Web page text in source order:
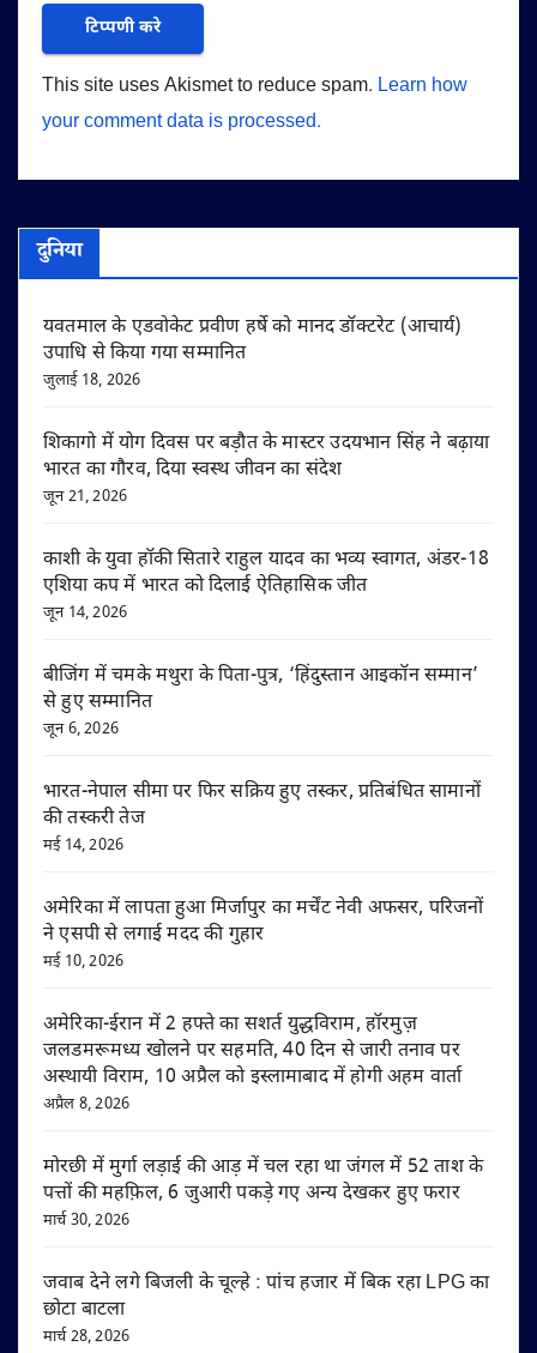
This site uses Akismet to reduce spam. Learn how
your comment data is processed.
दुनिया
यवतमाल के एडवोकेट प्रवीण हर्षे को मानद डॉक्टरेट (आचार्य)
उपाधि से किया गया सम्मानित
जुलाई 18, 2026
शिकागो में योग दिवस पर बड़ौत के मास्टर उदयभान सिंह ने बढ़ाया
भारत का गौरव, दिया स्वस्थ जीवन का संदेश
जून 21, 2026
काशी के युवा हॉकी सितारे राहुल यादव का भव्य स्वागत, अंडर-18
एशिया कप में भारत को दिलाई ऐतिहासिक जीत
जून 14, 2026
बीजिंग में चमके मथुरा के पिता-पुत्र, ‘हिंदुस्तान आइकॉन सम्मान’
से हुए सम्मानित
जून 6, 2026
भारत-नेपाल सीमा पर फिर सक्रिय हुए तस्कर, प्रतिबंधित सामानों
की तस्करी तेज
मई 14, 2026
अमेरिका में लापता हुआ मिर्जापुर का मर्चेंट नेवी अफसर, परिजनों
ने एसपी से लगाई मदद की गुहार
मई 10, 2026
अमेरिका-ईरान में 2 हफ्ते का सशर्त युद्धविराम, हॉरमुज़
जलडमरूमध्य खोलने पर सहमति, 40 दिन से जारी तनाव पर
अस्थायी विराम, 10 अप्रैल को इस्लामाबाद में होगी अहम वार्ता
अप्रैल 8, 2026
मोरछी में मुर्गा लड़ाई की आड़ में चल रहा था जंगल में 52 ताश के
पत्तों की महफ़िल, 6 जुआरी पकड़े गए अन्य देखकर हुए फरार
मार्च 30, 2026
जवाब देने लगे बिजली के चूल्हे : पांच हजार में बिक रहा LPG का
छोटा बाटला
मार्च 28, 2026